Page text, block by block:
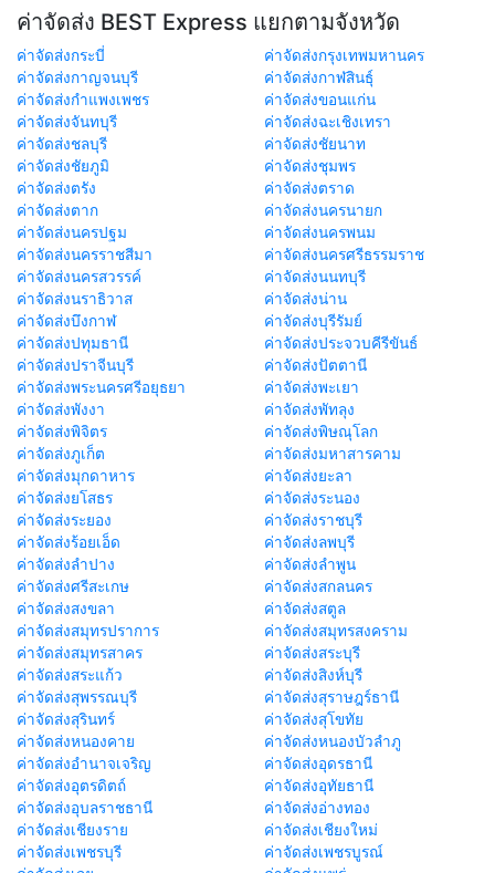
ค่าจัดส่ง BEST Express แยกตามจังหวัด
ค่าจัดส่งกระบี่
ค่าจัดส่งกรุงเทพมหานคร
ค่าจัดส่งกาญจนบุรี
ค่าจัดส่งกาฬสินธุ์
ค่าจัดส่งกำแพงเพชร
ค่าจัดส่งขอนแก่น
ค่าจัดส่งจันทบุรี
ค่าจัดส่งฉะเชิงเทรา
ค่าจัดส่งชลบุรี
ค่าจัดส่งชัยนาท
ค่าจัดส่งชัยภูมิ
ค่าจัดส่งชุมพร
ค่าจัดส่งตรัง
ค่าจัดส่งตราด
ค่าจัดส่งตาก
ค่าจัดส่งนครนายก
ค่าจัดส่งนครปฐม
ค่าจัดส่งนครพนม
ค่าจัดส่งนครราชสีมา
ค่าจัดส่งนครศรีธรรมราช
ค่าจัดส่งนครสวรรค์
ค่าจัดส่งนนทบุรี
ค่าจัดส่งนราธิวาส
ค่าจัดส่งน่าน
ค่าจัดส่งบึงกาฬ
ค่าจัดส่งบุรีรัมย์
ค่าจัดส่งปทุมธานี
ค่าจัดส่งประจวบคีรีขันธ์
ค่าจัดส่งปราจีนบุรี
ค่าจัดส่งปัตตานี
ค่าจัดส่งพระนครศรีอยุธยา
ค่าจัดส่งพะเยา
ค่าจัดส่งพังงา
ค่าจัดส่งพัทลุง
ค่าจัดส่งพิจิตร
ค่าจัดส่งพิษณุโลก
ค่าจัดส่งภูเก็ต
ค่าจัดส่งมหาสารคาม
ค่าจัดส่งมุกดาหาร
ค่าจัดส่งยะลา
ค่าจัดส่งยโสธร
ค่าจัดส่งระนอง
ค่าจัดส่งระยอง
ค่าจัดส่งราชบุรี
ค่าจัดส่งร้อยเอ็ด
ค่าจัดส่งลพบุรี
ค่าจัดส่งลำปาง
ค่าจัดส่งลำพูน
ค่าจัดส่งศรีสะเกษ
ค่าจัดส่งสกลนคร
ค่าจัดส่งสงขลา
ค่าจัดส่งสตูล
ค่าจัดส่งสมุทรปราการ
ค่าจัดส่งสมุทรสงคราม
ค่าจัดส่งสมุทรสาคร
ค่าจัดส่งสระบุรี
ค่าจัดส่งสระแก้ว
ค่าจัดส่งสิงห์บุรี
ค่าจัดส่งสุพรรณบุรี
ค่าจัดส่งสุราษฎร์ธานี
ค่าจัดส่งสุรินทร์
ค่าจัดส่งสุโขทัย
ค่าจัดส่งหนองคาย
ค่าจัดส่งหนองบัวลำภู
ค่าจัดส่งอำนาจเจริญ
ค่าจัดส่งอุดรธานี
ค่าจัดส่งอุตรดิตถ์
ค่าจัดส่งอุทัยธานี
ค่าจัดส่งอุบลราชธานี
ค่าจัดส่งอ่างทอง
ค่าจัดส่งเชียงราย
ค่าจัดส่งเชียงใหม่
ค่าจัดส่งเพชรบุรี
ค่าจัดส่งเพชรบูรณ์